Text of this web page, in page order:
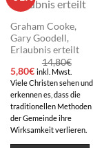
wishlist
Graham Cooke,
Gary Goodell,
Erlaubnis erteilt
14,80€
Ursprünglicher
Preis
war:
14,80€
5,80€Aktueller
Preis
ist:
5,80€.
inkl. Mwst.
Viele Christen sehen und
erkennen es, dass die
traditionellen Methoden
der Gemeinde ihre
Wirksamkeit verlieren.